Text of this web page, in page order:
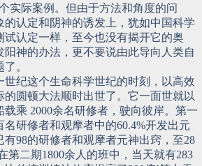
实际案例。但由于方法和角度的问
的认定和阴神的诱发上，犹如中国科学
试认定一样，至今也没有揭开它的奥
神的办法，更不要说由此导向人类自
。
世纪这个生命科学世纪的时刻，以高效
圆顿大法顺时出世了。它一面世就以
乘 2000余名研修者，驶向彼岸。第一
研修者和观摩者中的60.4%开发出元
有98的研修者和观摩者元神出窍，至28
第二期1800余人的班中，当天就有283